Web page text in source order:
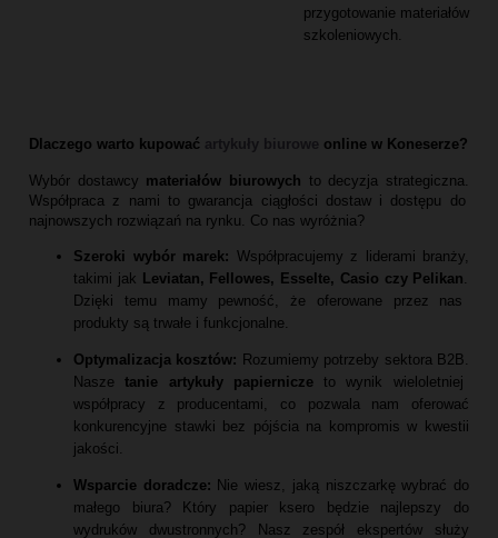
przygotowanie materiałów
szkoleniowych.
Dlaczego warto kupować artykuły biurowe online w Koneserze?
Wybór dostawcy materiałów biurowych to decyzja strategiczna.
Współpraca z nami to gwarancja ciągłości dostaw i dostępu do
najnowszych rozwiązań na rynku.
Co nas wyróżnia?
Szeroki wybór marek: Współpracujemy z liderami branży,
takimi jak Leviatan, Fellowes, Esselte, Casio czy Pelikan
Dzięki temu mamy pewność,
że oferowane przez nas
produkty są trwałe i funkcjonalne.
Optymalizacja kosztów: Rozumiemy potrzeby sektora B2B.
Naszetanie artykuły papierniczeto wynik wieloletniej
współpracy z producentami,
co pozwala nam oferować
konkurencyjne stawki bez pójścia na kompromis w kwestii
jakości.
Wsparcie doradcze: Nie wiesz,
jaką niszczarkę wybrać do
małego biura?Który papier ksero będzie najlepszy do
wydruków dwustronnych?Nasz zespół ekspertów służy